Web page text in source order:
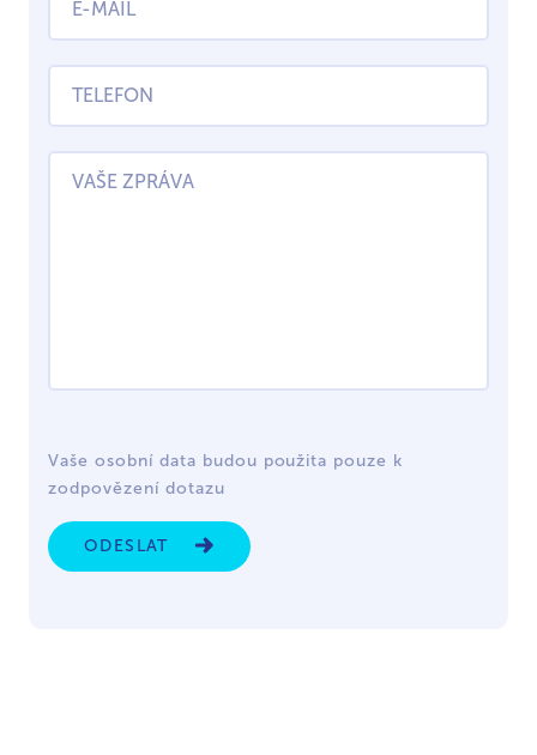
Vaše osobní data budou použita pouze k
zodpovězení dotazu
ODESLAT